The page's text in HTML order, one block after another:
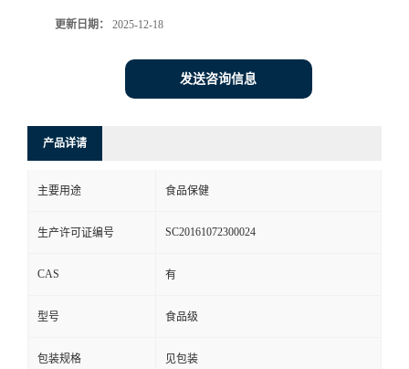
更新日期： 2025-12-18
发送咨询信息
产品详请
主要用途 食品保健
生产许可证编号 SC20161072300024
CAS 有
型号 食品级
包装规格 见包装